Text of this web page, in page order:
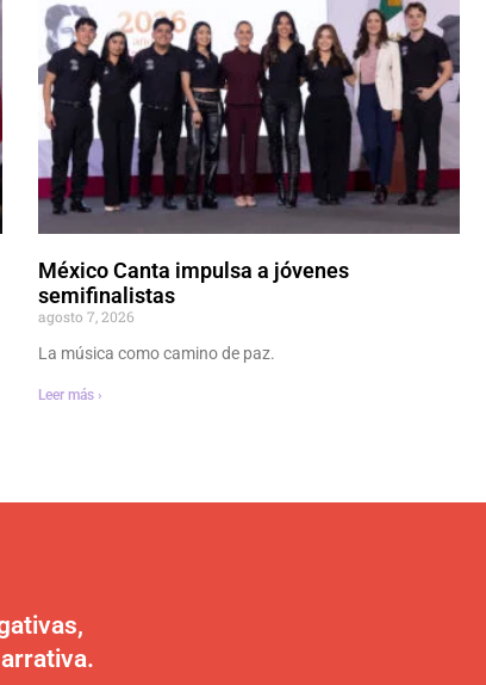
México Canta impulsa a jóvenes
semifinalistas
agosto 7, 2026
La música como camino de paz.
Leer más ›